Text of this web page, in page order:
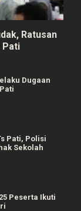
Ratusan
Pati
Dugaan
Pati, Polisi
Sekolah
Peserta Ikuti